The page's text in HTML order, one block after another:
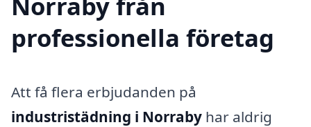
professionella företag
Att få flera erbjudanden på
industristädning i Norraby har aldrig